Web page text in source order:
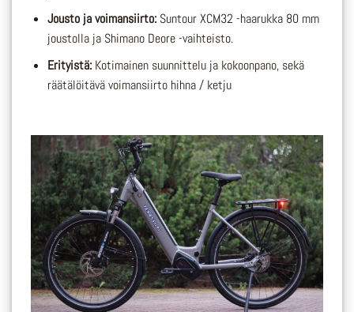
Jousto ja voimansiirto:Suntour XCM32 -haarukka 80 mm
joustolla ja Shimano Deore -vaihteisto.
Erityistä:Kotimainen suunnittelu ja kokoonpano, sekä
räätälöitävä voimansiirto hihna / ketju